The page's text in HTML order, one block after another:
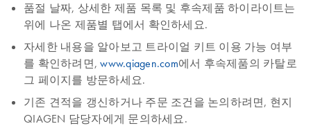
품절 날짜, 상세한 제품 목록 및 후속제품 하이라이트는
위에 나온 제품별 탭에서 확인하세요.
자세한 내용을 알아보고 트라이얼 키트 이용 가능 여부
를 확인하려면,www.qiagen.com에서 후속제품의 카탈로
그 페이지를 방문하세요.
기존 견적을 갱신하거나 주문 조건을 논의하려면, 현지
QIAGEN 담당자에게 문의하세요.